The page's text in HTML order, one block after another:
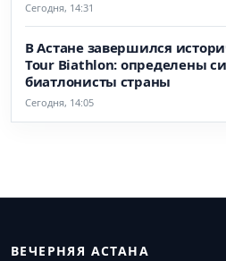
Сегодня, 14:31
В Астане завершился
Tour Biathlon: определены
биатлонисты страны
Сегодня, 14:05
ВЕЧЕРНЯЯ АСТАНА